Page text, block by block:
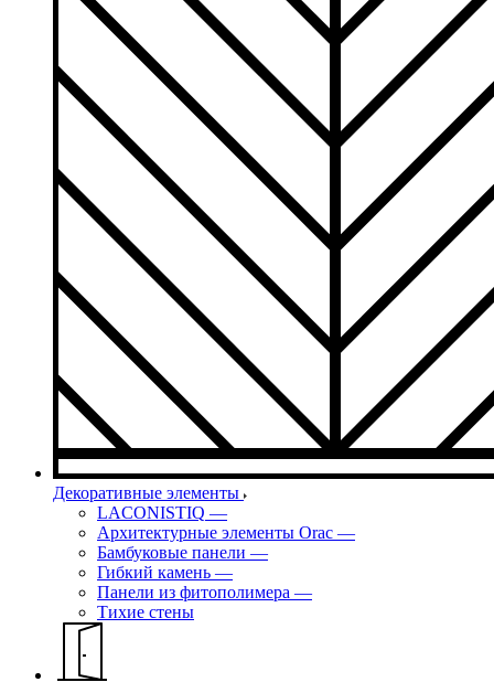
Декоративные элементы
LACONISTIQ —
Архитектурные элементы Orac —
Бамбуковые панели —
Гибкий камень —
Панели из фитополимера —
Тихие стены